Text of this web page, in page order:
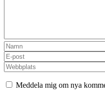
Meddela mig om nya